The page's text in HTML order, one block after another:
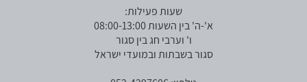
שעות פעילות:
א'-ה' בין השעות 08:00-13:00
ו' וערבי חג בין סגור
סגור בשבתות ובמועדי ישראל